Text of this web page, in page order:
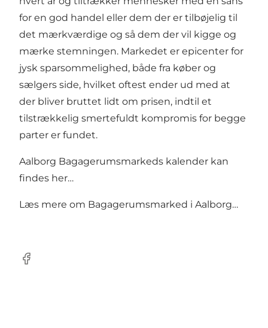
for en god handel eller dem der er tilbøjelig til
det mærkværdige og så dem der vil kigge og
mærke stemningen. Markedet er epicenter for
jysk sparsommelighed, både fra køber og
sælgers side, hvilket oftest ender ud med at
der bliver bruttet lidt om prisen, indtil et
tilstrækkelig smertefuldt kompromis for begge
parter er fundet.
Aalborg Bagagerumsmarkeds kalender kan
findes her…
Læs mere om Bagagerumsmarked i Aalborg…
Facebook